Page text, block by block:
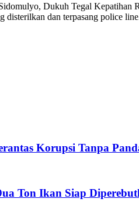
Dukuh Tegal
disterilkan dan terpasang police
Korupsi Tanpa
Ton Ikan Siap